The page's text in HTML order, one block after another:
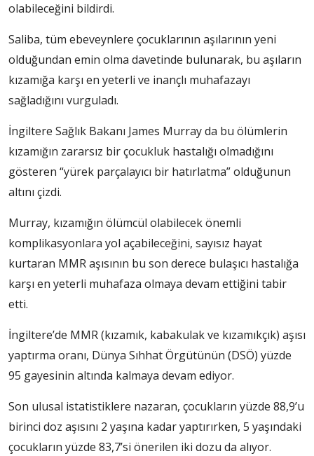
olabileceğini bildirdi.
Saliba, tüm ebeveynlere çocuklarının aşılarının yeni
olduğundan emin olma davetinde bulunarak, bu aşıların
kızamığa karşı en yeterli ve inançlı muhafazayı
sağladığını vurguladı.
İngiltere Sağlık Bakanı James Murray da bu ölümlerin
kızamığın zararsız bir çocukluk hastalığı olmadığını
gösteren “yürek parçalayıcı bir hatırlatma” olduğunun
altını çizdi.
Murray, kızamığın ölümcül olabilecek önemli
komplikasyonlara yol açabileceğini, sayısız hayat
kurtaran MMR aşısının bu son derece bulaşıcı hastalığa
karşı en yeterli muhafaza olmaya devam ettiğini tabir
etti.
İngiltere’de MMR (kızamık, kabakulak ve kızamıkçık) aşısı
yaptırma oranı, Dünya Sıhhat Örgütünün (DSÖ) yüzde
95 gayesinin altında kalmaya devam ediyor.
Son ulusal istatistiklere nazaran, çocukların yüzde 88,9’u
birinci doz aşısını 2 yaşına kadar yaptırırken, 5 yaşındaki
çocukların yüzde 83,7’si önerilen iki dozu da alıyor.